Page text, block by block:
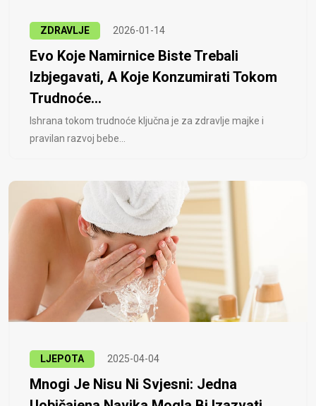
ZDRAVLJE 2026-01-14
Evo Koje Namirnice Biste Trebali
Izbjegavati, A Koje Konzumirati Tokom
Trudnoće...
Ishrana tokom trudnoće ključna je za zdravlje majke i
pravilan razvoj bebe...
LJEPOTA 2025-04-04
Mnogi Je Nisu Ni Svjesni: Jedna